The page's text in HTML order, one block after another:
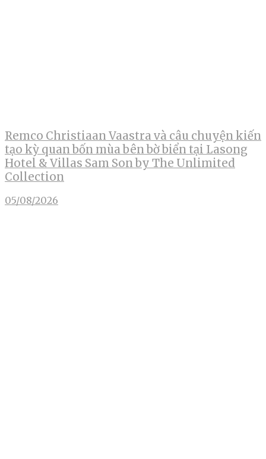
Remco Christiaan Vaastra và câu chuyện kiến
tạo kỳ quan bốn mùa bên bờ biển tại Lasong
Hotel & Villas Sam Son by The Unlimited
Collection
05/08/2026